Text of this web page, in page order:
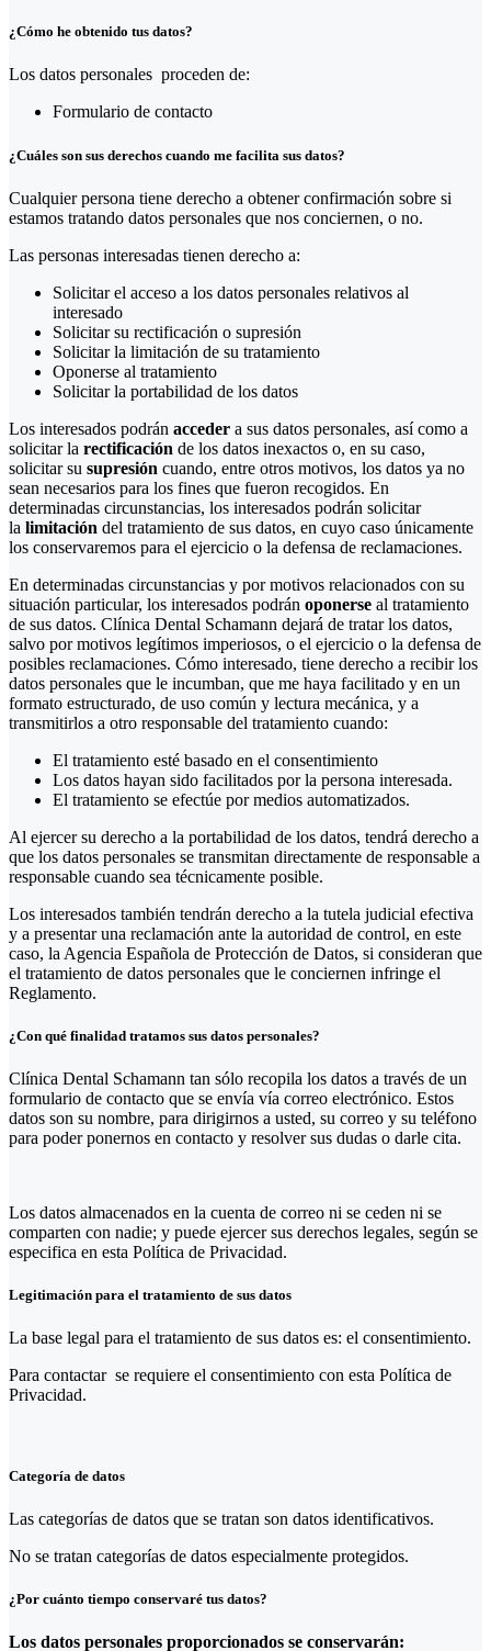
¿Cómo he obtenido tus datos?
Los datos personales proceden de:
Formulario de contacto
¿Cuáles son sus derechos cuando me facilita sus datos?
Cualquier persona tiene derecho a obtener confirmación sobre si
estamos tratando datos personales que nos conciernen, o no.
Las personas interesadas tienen derecho a:
Solicitar el acceso a los datos personales relativos al
interesado
Solicitar su rectificación o supresión
Solicitar la limitación de su tratamiento
Oponerse al tratamiento
Solicitar la portabilidad de los datos
Los interesados podrán acceder a sus datos personales, así como a
solicitar la rectificación de los datos inexactos o, en su caso,
solicitar su supresión cuando, entre otros motivos, los datos ya no
sean necesarios para los fines que fueron recogidos. En
determinadas circunstancias, los interesados podrán solicitar
la limitación del tratamiento de sus datos, en cuyo caso únicamente
los conservaremos para el ejercicio o la defensa de reclamaciones.
En determinadas circunstancias y por motivos relacionados con su
situación particular, los interesados podrán oponerse al tratamiento
de sus datos. Clínica Dental Schamann dejará de tratar los datos,
salvo por motivos legítimos imperiosos, o el ejercicio o la defensa de
posibles reclamaciones. Cómo interesado, tiene derecho a recibir los
datos personales que le incumban, que me haya facilitado y en un
formato estructurado, de uso común y lectura mecánica, y a
transmitirlos a otro responsable del tratamiento cuando:
El tratamiento esté basado en el consentimiento
Los datos hayan sido facilitados por la persona interesada.
El tratamiento se efectúe por medios automatizados.
Al ejercer su derecho a la portabilidad de los datos, tendrá derecho a
que los datos personales se transmitan directamente de responsable a
responsable cuando sea técnicamente posible.
Los interesados también tendrán derecho a la tutela judicial efectiva
y a presentar una reclamación ante la autoridad de control, en este
caso, la Agencia Española de Protección de Datos, si consideran que
el tratamiento de datos personales que le conciernen infringe el
Reglamento.
¿Con qué finalidad tratamos sus datos personales?
Clínica Dental Schamann tan sólo recopila los datos a través de un
formulario de contacto que se envía vía correo electrónico. Estos
datos son su nombre, para dirigirnos a usted, su correo y su teléfono
para poder ponernos en contacto y resolver sus dudas o darle cita.
Los datos almacenados en la cuenta de correo ni se ceden ni se
comparten con nadie; y puede ejercer sus derechos legales, según se
especifica en esta Política de Privacidad.
Legitimación para el tratamiento de sus datos
La base legal para el tratamiento de sus datos es: el consentimiento.
Para contactar se requiere el consentimiento con esta Política de
Privacidad.
Categoría de datos
Las categorías de datos que se tratan son datos identificativos.
No se tratan categorías de datos especialmente protegidos.
¿Por cuánto tiempo conservaré tus datos?
Los datos personales proporcionados se conservarán: